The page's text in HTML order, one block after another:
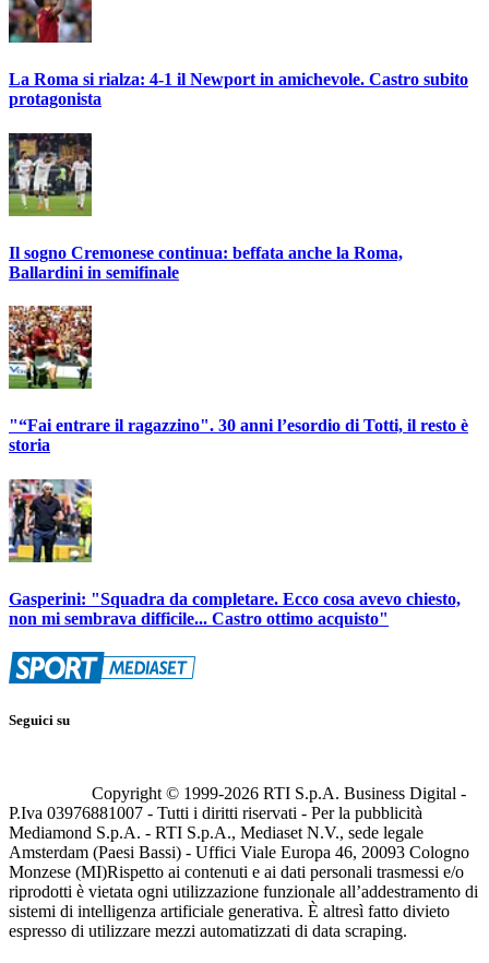
La Roma si rialza: 4-1 il Newport in amichevole. Castro subito
protagonista
Il sogno Cremonese continua: beffata anche la Roma,
Ballardini in semifinale
"“Fai entrare il ragazzino". 30 anni l’esordio di Totti, il resto è
storia
Gasperini: "Squadra da completare. Ecco cosa avevo chiesto,
non mi sembrava difficile... Castro ottimo acquisto"
Seguici su
Copyright © 1999-2026 RTI S.p.A. Business Digital -
P.Iva 03976881007 - Tutti i diritti riservati - Per la pubblicità
Mediamond S.p.A. - RTI S.p.A., Mediaset N.V., sede legale
Amsterdam (Paesi Bassi) - Uffici Viale Europa 46, 20093 Cologno
Monzese (MI)Rispetto ai contenuti e ai dati personali trasmessi e/o
riprodotti è vietata ogni utilizzazione funzionale all’addestramento di
sistemi di intelligenza artificiale generativa. È altresì fatto divieto
espresso di utilizzare mezzi automatizzati di data scraping.